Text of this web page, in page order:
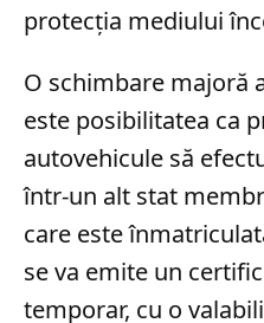
protecția mediului
O schimbare majoră
este posibilitatea ca
autovehicule să
într-un alt stat
care este
se va emite un
temporar, cu o